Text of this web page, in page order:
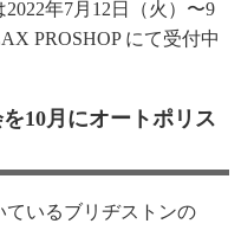
年7月12日（火）〜9
PROSHOP にて受付中
10月にオートポリス
ているブリヂストンの